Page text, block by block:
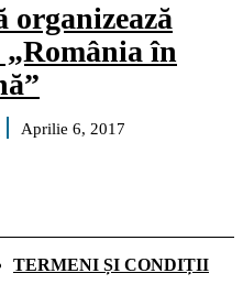
organizează
în
Aprilie 6, 2017
TERMENI ȘI CONDIȚII